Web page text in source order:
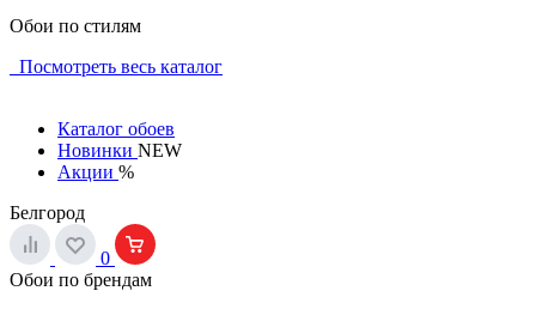
Обои по стилям
Посмотреть весь каталог
Каталог обоев
Новинки NEW
Акции %
Белгород
0
Обои по брендам